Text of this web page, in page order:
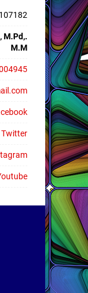
M.Pd,.
M.M
Twitter